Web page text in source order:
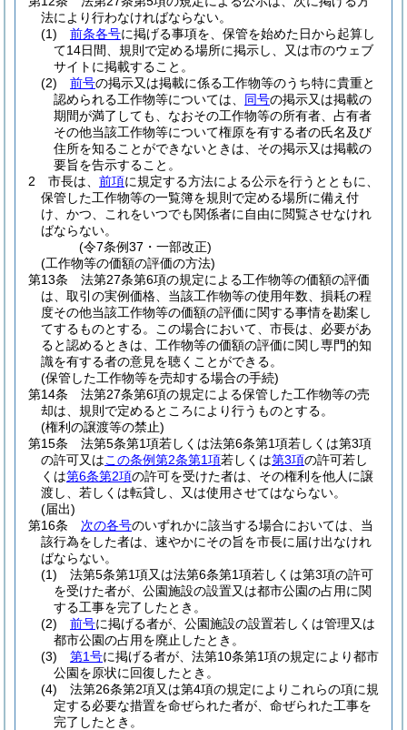
法により行わなければならない。
(1)
前条各号に掲げる事項を、保管を始めた日から起算し
て14日間、規則で定める場所に掲示し、又は市のウェブ
サイトに掲載すること。
(2)
前号の掲示又は掲載に係る工作物等のうち特に貴重と
認められる工作物等については、 同号の掲示又は掲載の
期間が満了しても、なおその工作物等の所有者、占有者
その他当該工作物等について権原を有する者の氏名及び
住所を知ることができないときは、その掲示又は掲載の
要旨を告示すること。
2
市長は、 前項に規定する方法による公示を行うとともに、
保管した工作物等の一覧簿を規則で定める場所に備え付
け、かつ、これをいつでも関係者に自由に閲覧させなけれ
ばならない。
(令7条例37・一部改正)
(工作物等の価額の評価の方法)
第13条
法第27条第6項の規定による工作物等の価額の評価
は、取引の実例価格、当該工作物等の使用年数、損耗の程
度その他当該工作物等の価額の評価に関する事情を勘案し
てするものとする。
この場合において、市長は、必要があ
ると認めるときは、工作物等の価額の評価に関し専門的知
識を有する者の意見を聴くことができる。
(保管した工作物等を売却する場合の手続)
第14条
法第27条第6項の規定による保管した工作物等の売
却は、規則で定めるところにより行うものとする。
(権利の譲渡等の禁止)
第15条
法第5条第1項若しくは法第6条第1項若しくは第3項
の許可又はこの条例第2条第1項若しくは第3項の許可若し
くは第6条第2項の許可を受けた者は、その権利を他人に譲
渡し、若しくは転貸し、又は使用させてはならない。
(届出)
第16条
次の各号のいずれかに該当する場合においては、当
該行為をした者は、速やかにその旨を市長に届け出なけれ
ばならない。
(1)
法第5条第1項又は法第6条第1項若しくは第3項の許可
を受けた者が、公園施設の設置又は都市公園の占用に関
する工事を完了したとき。
(2)
前号に掲げる者が、公園施設の設置若しくは管理又は
都市公園の占用を廃止したとき。
(3)
第1号に掲げる者が、法第10条第1項の規定により都市
公園を原状に回復したとき。
(4)
法第26条第2項又は第4項の規定によりこれらの項に規
定する必要な措置を命ぜられた者が、命ぜられた工事を
完了したとき。